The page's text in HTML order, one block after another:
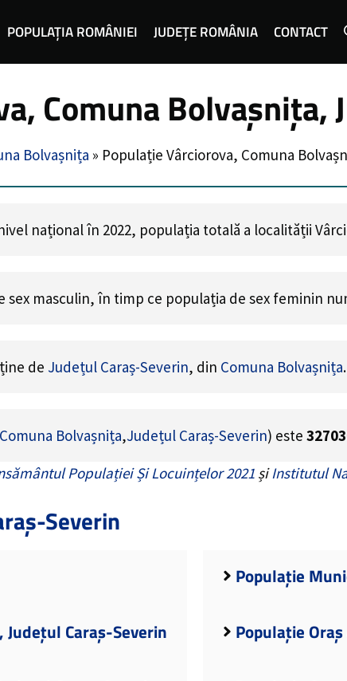
POPULAȚIA ROMÂNIEI JUDEȚE ROMÂNIA CONTACT
Comuna Bolvașnița,
Bolvașnița » Populație Vârciorova, Comuna
național în 2022, populația totală a localității
sex masculin, în timp ce populația de sex feminin
de Județul Caraș-Severin, din Comuna Bolvașnița.
Comuna Bolvașnița,Județul Caraș-Severin) este
Populației Și Locuințelor 2021 șiInstitutul
Severin
Populație
Caraș-Severin Populație